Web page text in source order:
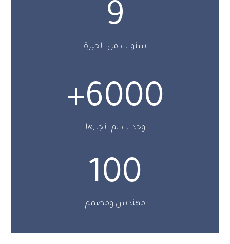
9
سنوات من الخبرة
6000
+
وحدات تم انجازها
100
مهندس ومصمم